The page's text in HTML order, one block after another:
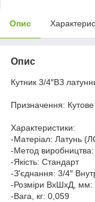
Опис
Опис
Кутник 3/4″ВЗ
Призначення:
Характеристики:
-Матеріал: Латунь
-Метод
-Якість: Cтандарт
-З'єднання: 3/4″
-Розміри ВхШхД, мм:
-Вага, кг: 0,059